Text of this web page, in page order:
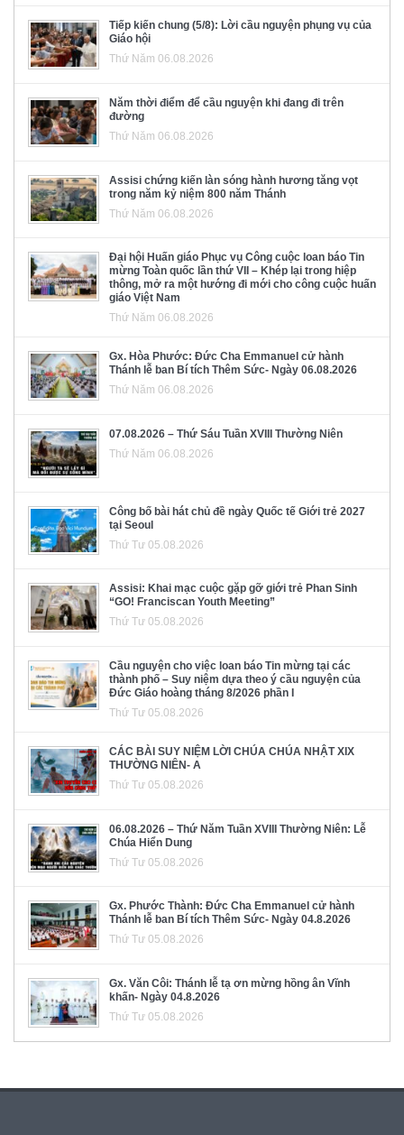
Tiếp kiến chung (5/8): Lời cầu nguyện phụng vụ của
Giáo hội
Thứ Năm 06.08.2026
Năm thời điểm để cầu nguyện khi đang đi trên
đường
Thứ Năm 06.08.2026
Assisi chứng kiến làn sóng hành hương tăng vọt
trong năm kỷ niệm 800 năm Thánh
Thứ Năm 06.08.2026
Đại hội Huấn giáo Phục vụ Công cuộc loan báo Tin
mừng Toàn quốc lần thứ VII – Khép lại trong hiệp
thông, mở ra một hướng đi mới cho công cuộc huấn
giáo Việt Nam
Thứ Năm 06.08.2026
Gx. Hòa Phước: Đức Cha Emmanuel cử hành
Thánh lễ ban Bí tích Thêm Sức- Ngày 06.08.2026
Thứ Năm 06.08.2026
07.08.2026 – Thứ Sáu Tuần XVIII Thường Niên
Thứ Năm 06.08.2026
Công bố bài hát chủ đề ngày Quốc tế Giới trẻ 2027
tại Seoul
Thứ Tư 05.08.2026
Assisi: Khai mạc cuộc gặp gỡ giới trẻ Phan Sinh
“GO! Franciscan Youth Meeting”
Thứ Tư 05.08.2026
Cầu nguyện cho việc loan báo Tin mừng tại các
thành phố – Suy niệm dựa theo ý cầu nguyện của
Đức Giáo hoàng tháng 8/2026 phần I
Thứ Tư 05.08.2026
CÁC BÀI SUY NIỆM LỜI CHÚA CHÚA NHẬT XIX
THƯỜNG NIÊN- A
Thứ Tư 05.08.2026
06.08.2026 – Thứ Năm Tuần XVIII Thường Niên: Lễ
Chúa Hiển Dung
Thứ Tư 05.08.2026
Gx. Phước Thành: Đức Cha Emmanuel cử hành
Thánh lễ ban Bí tích Thêm Sức- Ngày 04.8.2026
Thứ Tư 05.08.2026
Gx. Văn Côi: Thánh lễ tạ ơn mừng hồng ân Vĩnh
khấn- Ngày 04.8.2026
Thứ Tư 05.08.2026